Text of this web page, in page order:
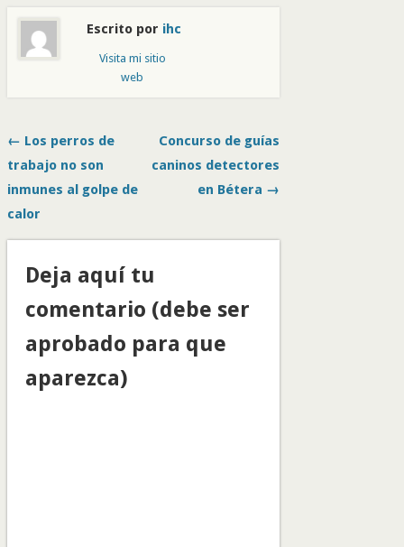
Escrito por ihc
Visita mi sitio
web
← Los perros de
trabajo no son
inmunes al golpe de
calor
Concurso de guías
caninos detectores
en Bétera →
Deja aquí tu
comentario (debe ser
aprobado para que
aparezca)